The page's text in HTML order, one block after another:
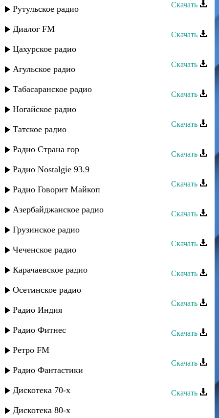
Рутульское радио
Диалог FM
Цахурское радио
Агульское радио
Табасаранское радио
Ногайское радио
Татское радио
Радио Страна гор
Радио Nostalgie 93.9
Радио Говорит Майкоп
Азербайджанское радио
Грузинское радио
Чеченское радио
Карачаевское радио
Осетинское радио
Радио Индия
Радио Фитнес
Ретро FM
Радио Фантастики
Дискотека 70-х
Дискотека 80-х
Скачать
Скачать
Аран группа - Гюлли
Скачать
Скачать
Аран группа - Лейли халум
Скачать
Скачать
Аран группа - Беневша цуьк
Скачать
Скачать
Аран группа - Рашида
Скачать
Скачать
Аран группа - Гуляка
Скачать
Скачать
Аран группа - Где ты
Скачать
Мирес группа - Аран
Скачать
Дустар группа - Зи Гуьзель - 2